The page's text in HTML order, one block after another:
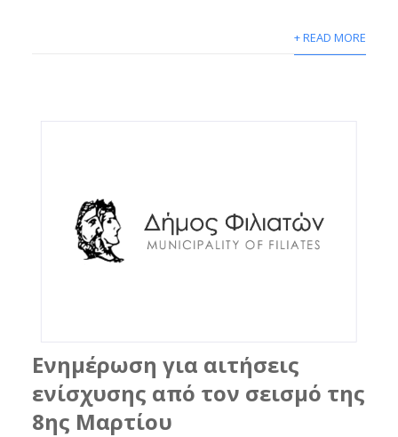
+ READ MORE
Ενημέρωση για αιτήσεις
ενίσχυσης από τον σεισμό της
8ης Μαρτίου